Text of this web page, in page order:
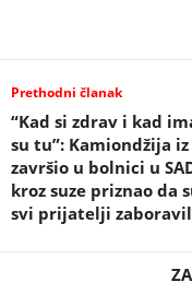
Prethodni članak
“Kad si zdrav i kad
su tu”: Kamiondžija iz
završio u bolnici u
kroz suze priznao da
svi prijatelji